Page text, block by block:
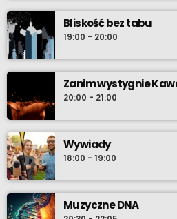
Bliskość bez tabu
19:00 - 20:00
Zanim wystygnie
20:00 - 21:00
Wywiady
18:00 - 19:00
Muzyczne DNA